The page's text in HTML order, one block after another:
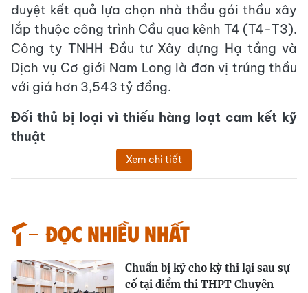
duyệt kết quả lựa chọn nhà thầu gói thầu xây
lắp thuộc công trình Cầu qua kênh T4 (T4-T3).
Công ty TNHH Đầu tư Xây dựng Hạ tầng và
Dịch vụ Cơ giới Nam Long là đơn vị trúng thầu
với giá hơn 3,543 tỷ đồng.
Đối thủ bị loại vì thiếu hàng loạt cam kết kỹ
thuật
Xem chi tiết
Đọc nhiều nhất
Chuẩn bị kỹ cho kỳ thi lại sau sự
cố tại điểm thi THPT Chuyên